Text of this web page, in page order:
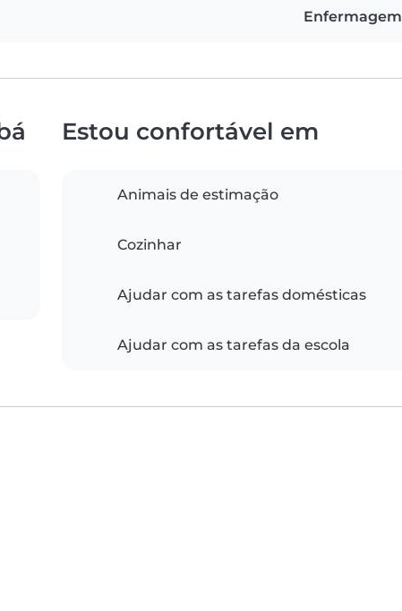
Enfermagem
Estou confortável em
Animais de estimação
Cozinhar
Ajudar com as tarefas domésticas
Ajudar com as tarefas da escola